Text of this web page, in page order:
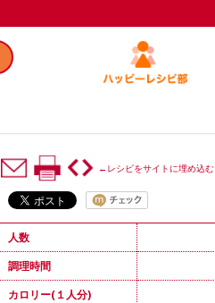
←レシピをサイトに埋め込む
人数
調理時間
カロリー(１人分)